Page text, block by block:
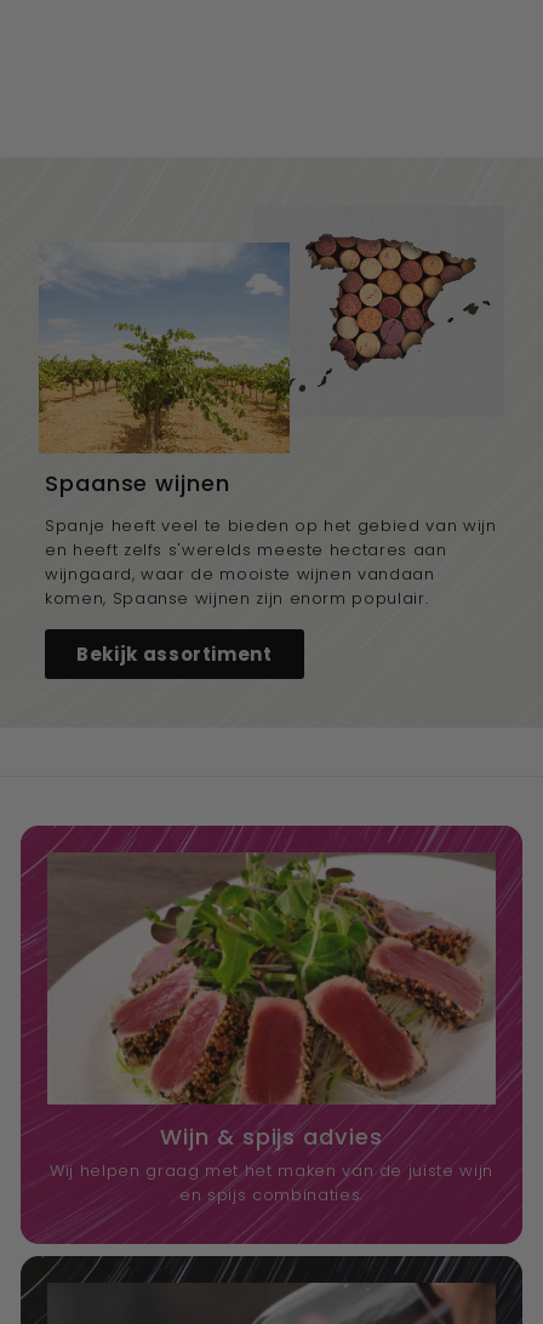
Spaanse wijnen
Spanje heeft veel te bieden op het gebied van wijn
en heeft zelfs s'werelds meeste hectares aan
wijngaard, waar de mooiste wijnen vandaan
komen, Spaanse wijnen zijn enorm populair.
Bekijk assortiment
Wijn & spijs advies
Wij helpen graag met het maken van de juiste wijn
en spijs combinaties.